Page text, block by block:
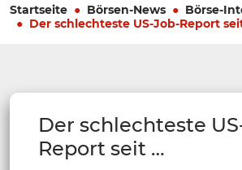
Startseite Börsen-News
Börse-
Der schlechteste US-Job-Report
Der schlechteste
Report seit …